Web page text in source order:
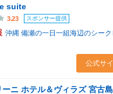
suite
3.23 スポンサー提供
沖縄 備瀬の一日一組海辺のシー
公式サ
ーニ ホテル＆ヴィラズ 宮古島